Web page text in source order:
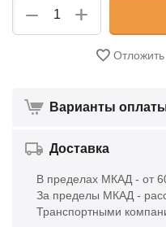
+
−
Отложить
Варианты
Доставка
В пределах МКАД - от
За пределы МКАД -
Транспортными